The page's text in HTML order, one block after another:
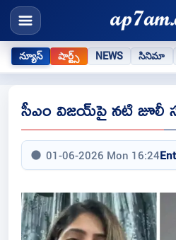
న్యూస్ షార్ట్స్ NEWS సినిమా
సీఎం విజయ్‌పై నటి జూలీ
01-06-2026 Mon 16:24